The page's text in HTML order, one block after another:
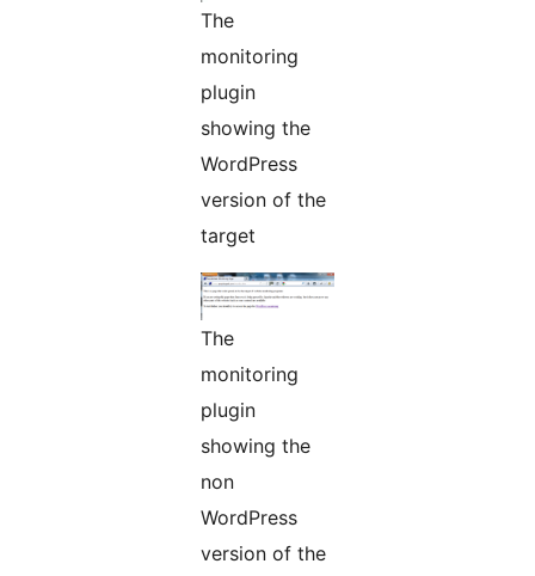
The
monitoring
plugin
showing the
WordPress
version of the
target
The
monitoring
plugin
showing the
non
WordPress
version of the